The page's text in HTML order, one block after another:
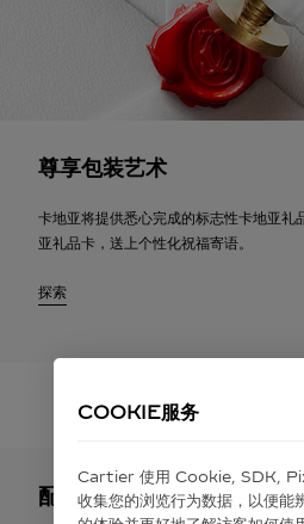
尊享包装艺术
卡地亚将提供悉心完成的标志性卡地亚礼
亚礼品卡，送上个性化祝福寄语。
探索
配送与退货
COOKIE服务
Cartier 使⽤ Cookie, SDK,
收集您的浏览⾏为数据，以便能